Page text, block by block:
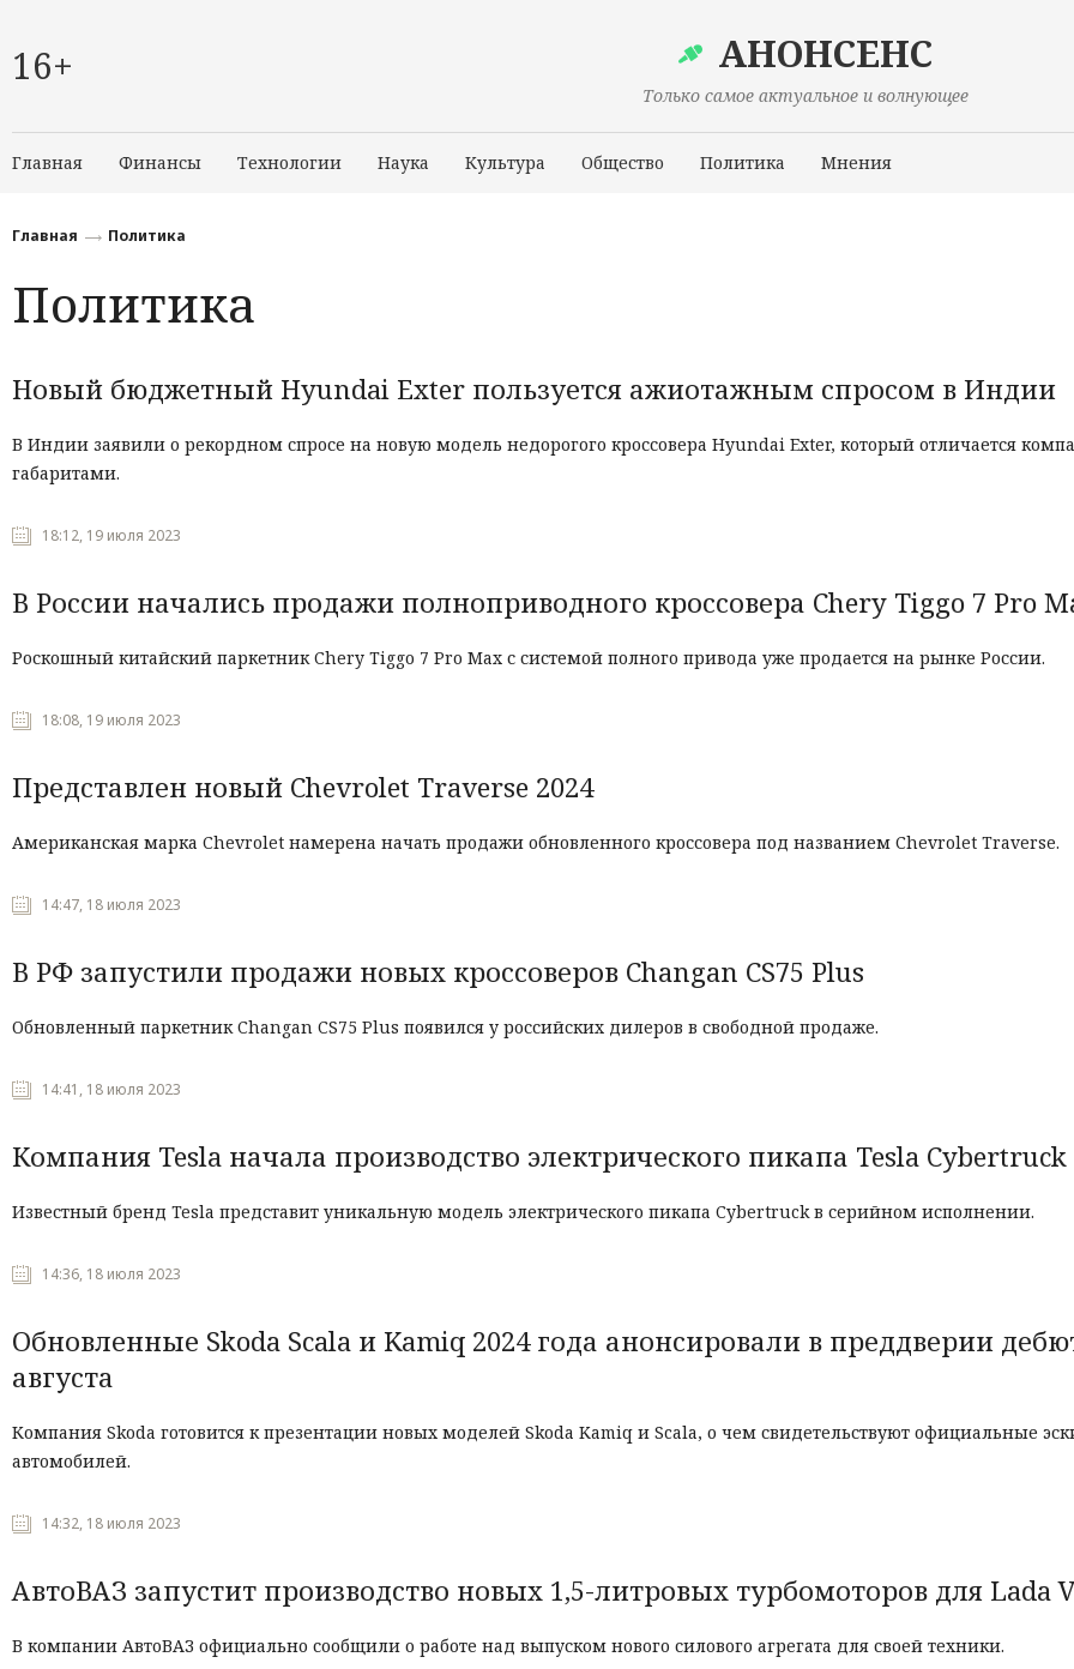
16+ АНОНСЕНС
Только самое актуальное и волнующее
Главная Финансы Технологии Наука Культура Общество Политика Мнения
Главная Политика
Политика
Новый бюджетный Hyundai Exter пользуется ажиотажным спросом в Индии
В Индии заявили о рекордном спросе на новую модель недорогого кроссовера Hyundai Exter, который отличается
габаритами.
18:12, 19 июля 2023
В России начались продажи полноприводного кроссовера Chery Tiggo 7 Pro
Роскошный китайский паркетник Chery Tiggo 7 Pro Max с системой полного привода уже продается на рынке России.
18:08, 19 июля 2023
Представлен новый Chevrolet Traverse 2024
Американская марка Chevrolet намерена начать продажи обновленного кроссовера под названием Chevrolet Traverse.
14:47, 18 июля 2023
В РФ запустили продажи новых кроссоверов Changan CS75 Plus
Обновленный паркетник Changan CS75 Plus появился у российских дилеров в свободной продаже.
14:41, 18 июля 2023
Компания Tesla начала производство электрического пикапа Tesla Cybertruck
Известный бренд Tesla представит уникальную модель электрического пикапа Cybertruck в серийном исполнении.
14:36, 18 июля 2023
Обновленные Skoda Scala и Kamiq 2024 года анонсировали в преддверии
августа
Компания Skoda готовится к презентации новых моделей Skoda Kamiq и Scala, о чем свидетельствуют официальные
автомобилей.
14:32, 18 июля 2023
АвтоВАЗ запустит производство новых 1,5-литровых турбомоторов для Lada
В компании АвтоВАЗ официально сообщили о работе над выпуском нового силового агрегата для своей техники.